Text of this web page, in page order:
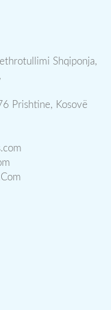
Shqiponja,
Prishtine, Kosovë